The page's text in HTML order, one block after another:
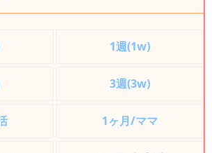
1週(1w)
3週(3w)
1ヶ月/ママ